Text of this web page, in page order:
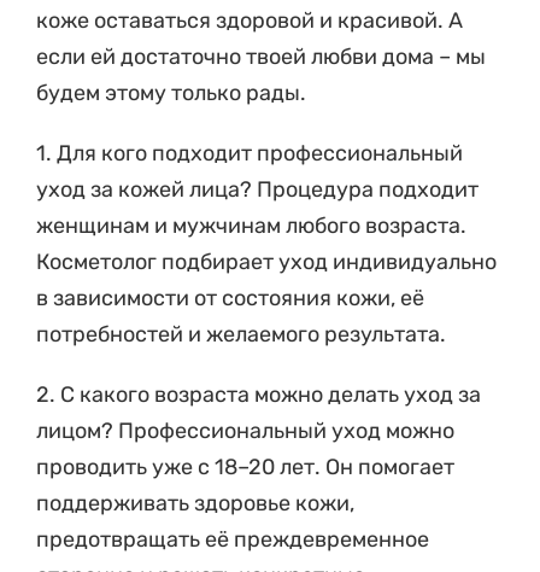
коже оставаться здоровой и красивой. А
если ей достаточно твоей любви дома – мы
будем этому только рады.
1. Для кого подходит профессиональный
уход за кожей лица? Процедура подходит
женщинам и мужчинам любого возраста.
Косметолог подбирает уход индивидуально
в зависимости от состояния кожи, её
потребностей и желаемого результата.
2. С какого возраста можно делать уход за
лицом? Профессиональный уход можно
проводить уже с 18–20 лет. Он помогает
поддерживать здоровье кожи,
предотвращать её преждевременное